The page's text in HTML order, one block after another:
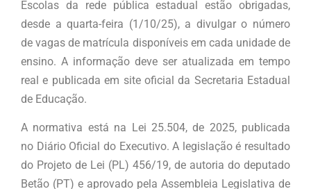
Escolas da rede pública estadual estão obrigadas,
desde a quarta-feira (1/10/25), a divulgar o número
de vagas de matrícula disponíveis em cada unidade de
ensino. A informação deve ser atualizada em tempo
real e publicada em site oficial da Secretaria Estadual
de Educação.
A normativa está na Lei 25.504, de 2025, publicada
no Diário Oficial do Executivo. A legislação é resultado
do Projeto de Lei (PL) 456/19, de autoria do deputado
Betão (PT) e aprovado pela Assembleia Legislativa de